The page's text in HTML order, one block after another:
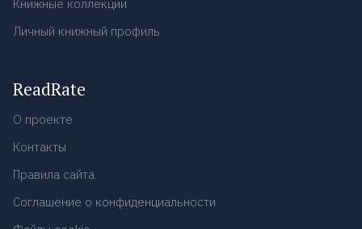
Книжные коллекции
Личный книжный профиль
ReadRate
О проекте
Контакты
Правила сайта
Соглашение о конфиденциальности